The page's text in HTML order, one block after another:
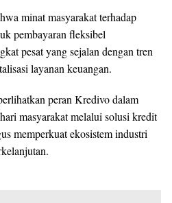
minat masyarakat terhadap
pembayaran fleksibel
pesat yang sejalan dengan tren
layanan keuangan.
peran Kredivo dalam
masyarakat melalui solusi kredit
memperkuat ekosistem industri